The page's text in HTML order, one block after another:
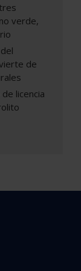
verde,
de
licencia